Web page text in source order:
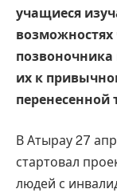
учащиеся
возможностях
их к
перенесенной
В Атырау 27
стартовал
людей с